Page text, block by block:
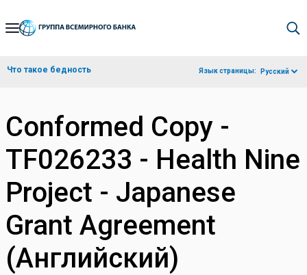
Skip
Navigation
Что такое бедность Язык страницы: Русский
Conformed Copy -
TF026233 - Health Nine
Project - Japanese
Grant Agreement
(Английский)